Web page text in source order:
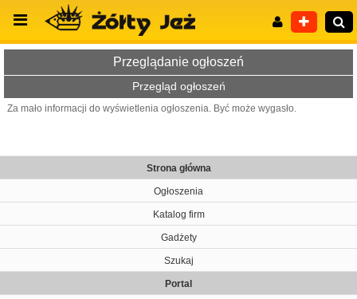
Przeglądanie ogłoszeń
Przegląd ogłoszeń
Za mało informacji do wyświetlenia ogłoszenia. Być może wygasło.
Strona główna
Ogłoszenia
Katalog firm
Gadżety
Szukaj
Portal